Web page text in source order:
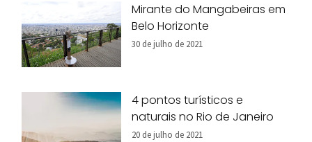
Mirante do Mangabeiras em
Belo Horizonte
30 de julho de 2021
4 pontos turísticos e
naturais no Rio de Janeiro
20 de julho de 2021